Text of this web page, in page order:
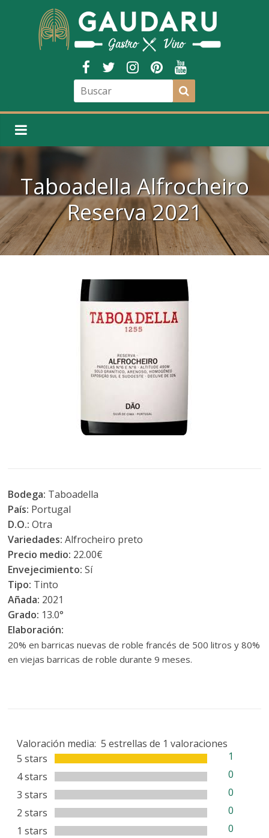
Taboadella Alfrocheiro
Reserva 2021
Bodega: Taboadella
País: Portugal
D.O.:Otra
Variedades: Alfrocheiro preto
Precio medio: 22.00€
Envejecimiento: Sí
Tipo: Tinto
Añada: 2021
Grado: 13.0°
Elaboración:
20% en barricas nuevas de roble francés de 500 litros y 80%
en viejas barricas de roble durante 9 meses.
Valoración media:
5 stars
1
4 stars
0
3 stars
0
2 stars
0
1 stars
0
5 estrellas de 1 valoraciones